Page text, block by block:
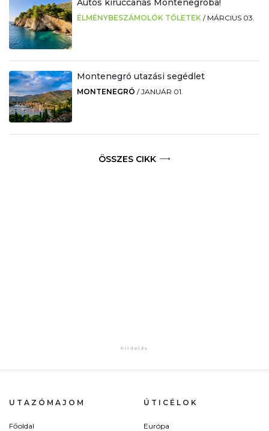
Autós kiruccanás Montenegróba!
ÉLMÉNYBESZÁMOLÓK TŐLETEK / MÁRCIUS 03.
Montenegró utazási segédlet
MONTENEGRÓ /JANUÁR 01.
ÖSSZES CIKK
UTAZÓMAJOM
Főoldal
ÚTICÉLOK
Európa